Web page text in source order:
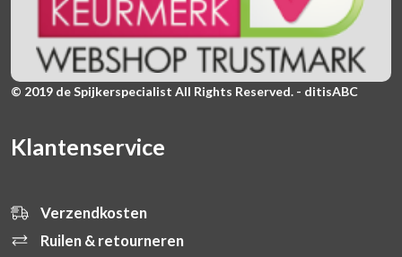
© 2019 de Spijkerspecialist All Rights Reserved. - ditisABC
Klantenservice
Verzendkosten
Ruilen & retourneren